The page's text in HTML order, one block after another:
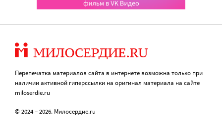
Перепечатка материалов сайта в интернете возможна только при
наличии активной гиперссылки на оригинал материала на сайте
miloserdie.ru
© 2024 – 2026. Милосердие.ru